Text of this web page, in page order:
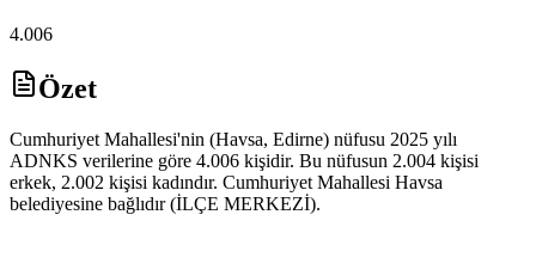
4.006
Özet
Cumhuriyet Mahallesi'nin (Havsa, Edirne) nüfusu 2025 yılı
ADNKS verilerine göre 4.006 kişidir. Bu nüfusun 2.004 kişisi
erkek, 2.002 kişisi kadındır. Cumhuriyet Mahallesi Havsa
belediyesine bağlıdır (İLÇE MERKEZİ).